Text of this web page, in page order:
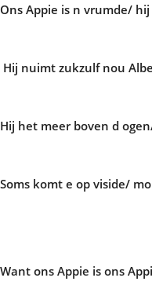
Ons Appie is n vrumde/
Hij nuimt zukzulf nou
Hij het meer boven d
Soms komt e op viside/
Want ons Appie is ons